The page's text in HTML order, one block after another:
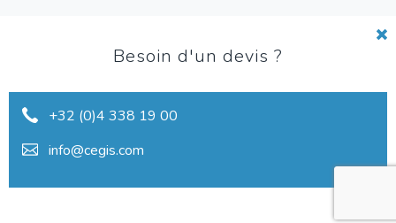
de
page
Charte de qualité
Vie privée
Réclamations
Conditions générales
Besoin d'un devis ?
+32 (0)4 338 19 00
info@cegis.com